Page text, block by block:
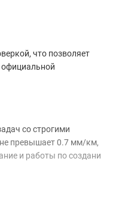
что позволяет
официальной
со строгими
не превышает 0.7 мм/км,
и работы по созданию
расстоянии.